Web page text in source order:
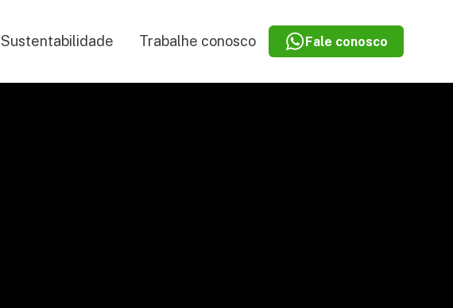
Fale conosco
Sustentabilidade Trabalhe conosco